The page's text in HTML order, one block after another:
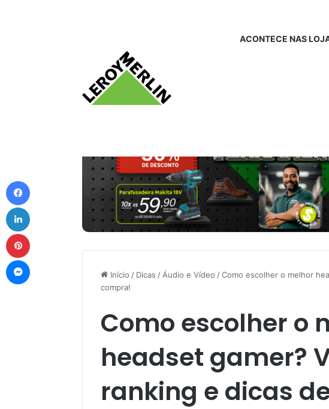
ACONTECE NAS
Início / Dicas / Áudio e Vídeo /Como escolher o melhor
compra!
Como escolher o
headset gamer?
ranking e dicas